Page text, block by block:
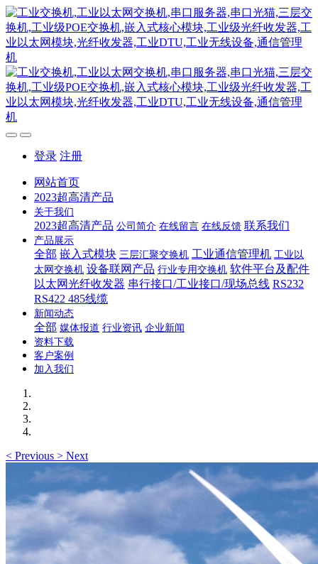
登录 注册
网站首页
2023超高清产品
关于我们
2023超高清产品 公司简介 在线留言 在线反馈 联系我们
产品展示
全部 嵌入式模块 三层汇聚交换机 工业通信管理机 工业以
太网交换机 设备联网产品 行业专用交换机 软件平台及配件
以太网光纤收发器 串行接口/工业接口/现场总线 RS232
RS422 485线缆
新闻动态
全部 媒体报道 行业资讯 企业新闻
资料下载
客户案例
加入我们
< Previous > Next